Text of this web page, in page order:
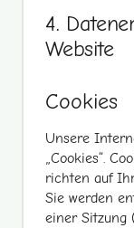
4.
Website
Cookies
Unsere
„Cookies“.
richten auf
Sie werden
einer Sitzung